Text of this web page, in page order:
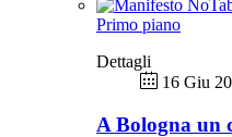
Primo piano
Dettagli
16 Giu
A Bologna un